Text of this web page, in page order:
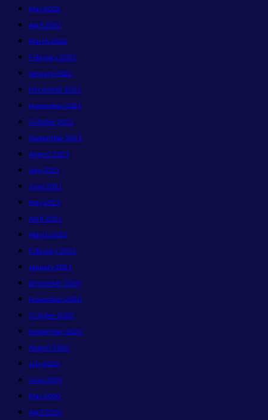
May 2022
April 2022
March 2022
February 2022
January 2022
December 2021
November 2021
October 2021
September 2021
August 2021
July 2021
June 2021
May 2021
April 2021
March 2021
February 2021
January 2021
December 2020
November 2020
October 2020
September 2020
August 2020
July 2020
June 2020
May 2020
April 2020